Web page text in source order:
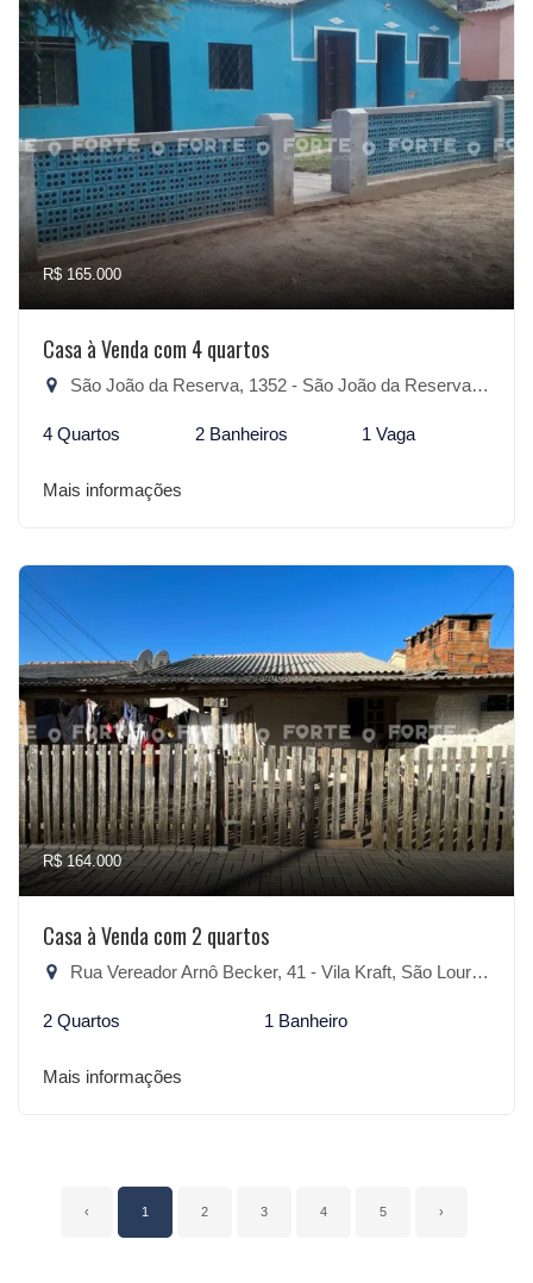
R$ 165.000
Casa à Venda com 4 quartos
São João da Reserva, 1352 - São João da Reserva, São Lourenço do Sul-RS
4 Quartos 2 Banheiros 1 Vaga
Mais informações
R$ 164.000
Casa à Venda com 2 quartos
Rua Vereador Arnô Becker, 41 - Vila Kraft, São Lourenço do Sul-RS
2 Quartos 1 Banheiro
Mais informações
‹ 1 2 3 4 5 ›